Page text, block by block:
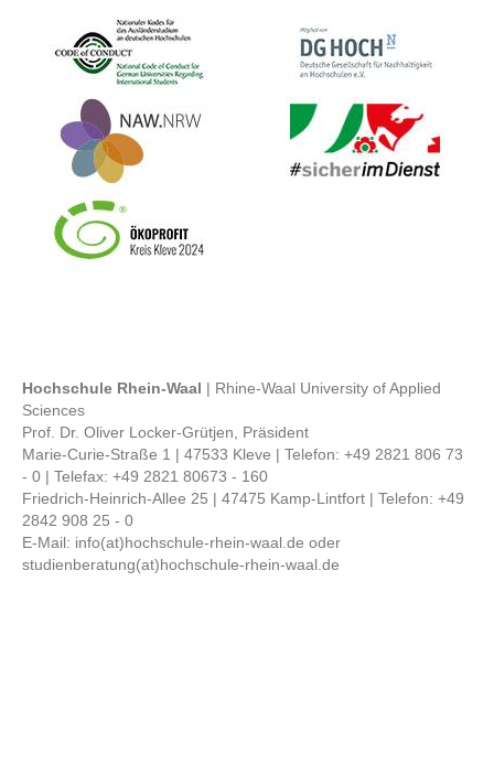
Hochschule Rhein-Waal | Rhine-Waal University of Applied
Sciences
Prof. Dr. Oliver Locker-Grütjen, Präsident
Marie-Curie-Straße 1 | 47533 Kleve | Telefon: +49 2821 806 73
- 0 | Telefax: +49 2821 80673 - 160
Friedrich-Heinrich-Allee 25 | 47475 Kamp-Lintfort | Telefon: +49
2842 908 25 - 0
E-Mail: info(at)hochschule-rhein-waal.de oder
studienberatung(at)hochschule-rhein-waal.de